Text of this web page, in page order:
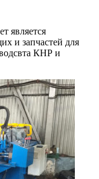
является
и запчастей для
КНР и